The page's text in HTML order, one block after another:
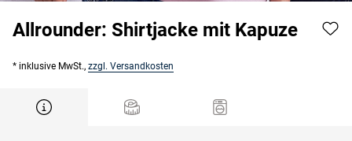
Allrounder: Shirtjacke mit Kapuze
* inklusive MwSt., zzgl. Versandkosten